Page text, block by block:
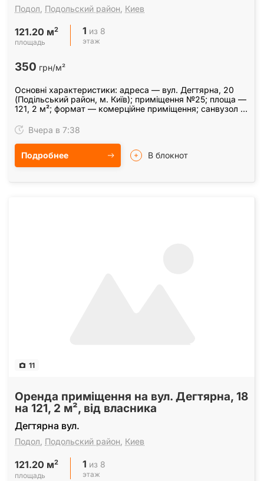
Подол Подольский район Киев
121.20 м2
площадь
1 из 8
этаж
350 грн/м²
Основні характеристики: адреса — вул. Дегтярна, 20
(Подільський район, м. Київ); приміщення №25; площа —
121, 2 м²; формат — комерційне приміщення; санвузол —
Вчера в 7:38
Подробнее В блокнот
11
Оренда приміщення на вул. Дегтярна, 18
на 121, 2 м², від власника
Дегтярна вул.
Подол Подольский район Киев
121.20 м2
площадь
1 из 8
этаж